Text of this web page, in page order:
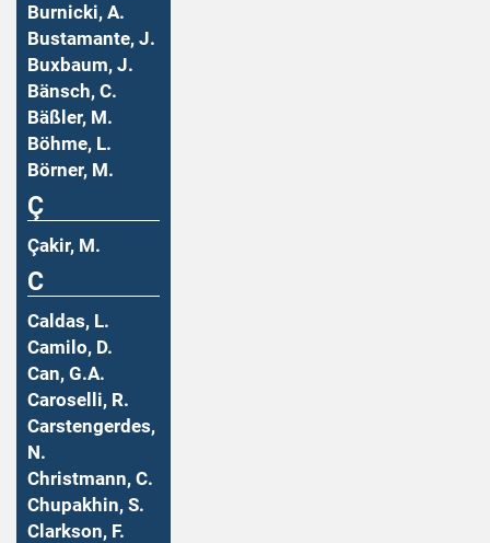
Burnicki, A.
Bustamante, J.
Buxbaum, J.
Bänsch, C.
Bäßler, M.
Böhme, L.
Börner, M.
Ç
Çakir, M.
C
Caldas, L.
Camilo, D.
Can, G.A.
Caroselli, R.
Carstengerdes,
N.
Christmann, C.
Chupakhin, S.
Clarkson, F.